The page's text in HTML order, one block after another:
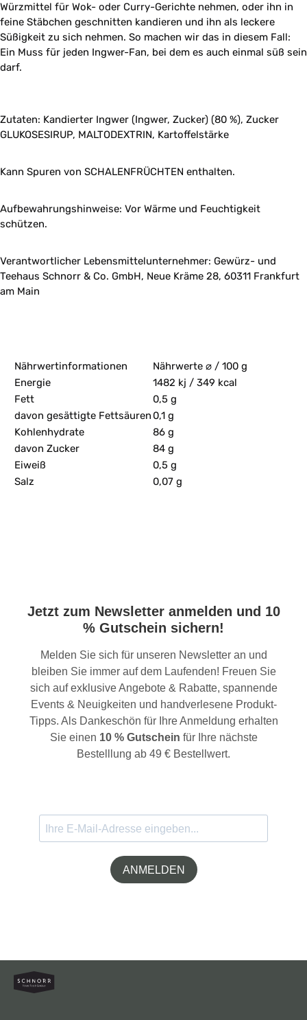
Würzmittel für Wok- oder Curry-Gerichte nehmen, oder ihn in
feine Stäbchen geschnitten kandieren und ihn als leckere
Süßigkeit zu sich nehmen. So machen wir das in diesem Fall:
Ein Muss für jeden Ingwer-Fan, bei dem es auch einmal süß sein
darf.
Zutaten: Kandierter Ingwer (Ingwer, Zucker) (80 %), Zucker
GLUKOSESIRUP, MALTODEXTRIN, Kartoffelstärke
Kann Spuren von SCHALENFRÜCHTEN enthalten.
Aufbewahrungshinweise: Vor Wärme und Feuchtigkeit
schützen.
Verantwortlicher Lebensmittelunternehmer: Gewürz- und
Teehaus Schnorr & Co. GmbH, Neue Kräme 28, 60311 Frankfurt
am Main
Nährwertinformationen
Nährwerte ⌀ / 100 g
Energie
1482 kj / 349 kcal
Fett
0,5 g
davon gesättigte Fettsäuren 0,1 g
Kohlenhydrate
86 g
davon Zucker
84 g
Eiweiß
0,5 g
Salz
0,07 g
Jetzt zum Newsletter anmelden und 10
% Gutschein sichern!
Melden Sie sich für unseren Newsletter an und
bleiben Sie immer auf dem Laufenden! Freuen Sie
sich auf exklusive Angebote & Rabatte, spannende
Events & Neuigkeiten und handverlesene Produkt-
Tipps. Als Dankeschön für Ihre Anmeldung erhalten
Sie einen 10 % Gutschein für Ihre nächste
Bestelllung ab 49 € Bestellwert.
ANMELDEN